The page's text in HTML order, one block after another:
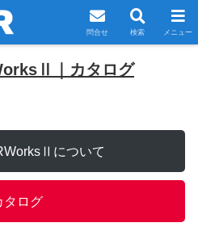
｜カタログ
について
タログ
問合せ 検索 メニュー